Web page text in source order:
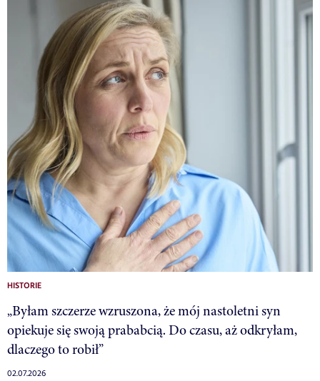
HISTORIE
„Byłam szczerze wzruszona, że mój nastoletni syn
opiekuje się swoją prababcią. Do czasu, aż odkryłam,
dlaczego to robił”
02.07.2026